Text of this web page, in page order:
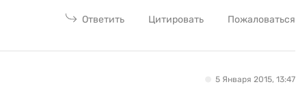
Ответить Цитировать Пожаловаться
5 Января 2015, 13:47